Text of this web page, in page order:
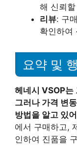
해 신뢰
리뷰: 구
확인하여
요약 및
헤네시 VSOP는
그러나 가격 변
방법을 알고 있
에서 구매하고,
인하여 진품을